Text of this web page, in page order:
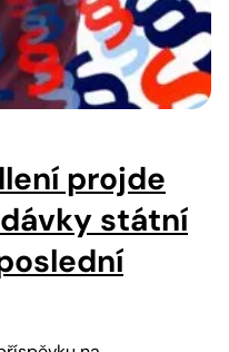
projde
státní